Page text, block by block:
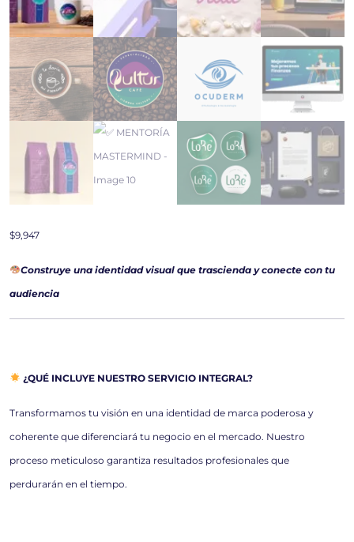
$9,947
Construye una identidad visual que trascienda y conecte con tu
audiencia
¿QUÉ INCLUYE NUESTRO SERVICIO INTEGRAL?
Transformamos tu visión en una identidad de marca poderosa y
coherente que diferenciará tu negocio en el mercado. Nuestro
proceso meticuloso garantiza resultados profesionales que
perdurarán en el tiempo.